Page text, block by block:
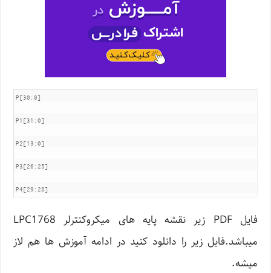
P[30:0]
P1[31:0]
P2[13:0]
P3[26:25]
P4[29:28]
فایل PDF زیر نقشه پایه های میکروکنترلر LPC1768
میباشد.فایل زیر را دانلود کنید در ادامه آموزش ها هم لاز
میشه.